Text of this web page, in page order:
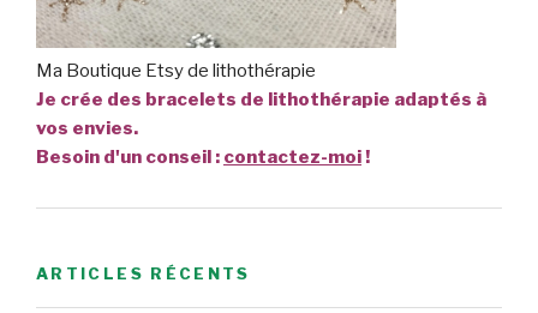
Ma Boutique Etsy de lithothérapie
Je crée des bracelets de lithothérapie adaptés à
vos envies.
Besoin d'un conseil : contactez-moi!
ARTICLES RÉCENTS